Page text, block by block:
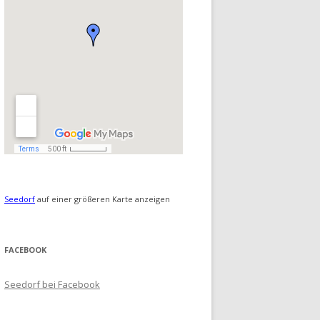
Seedorf auf einer größeren Karte anzeigen
FACEBOOK
Seedorf bei Facebook